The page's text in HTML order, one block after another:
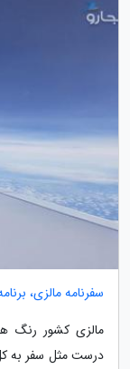
سفرنامه مالزی، برنامه سفر 5
مالزی کشور رنگ
درست مثل سفر به